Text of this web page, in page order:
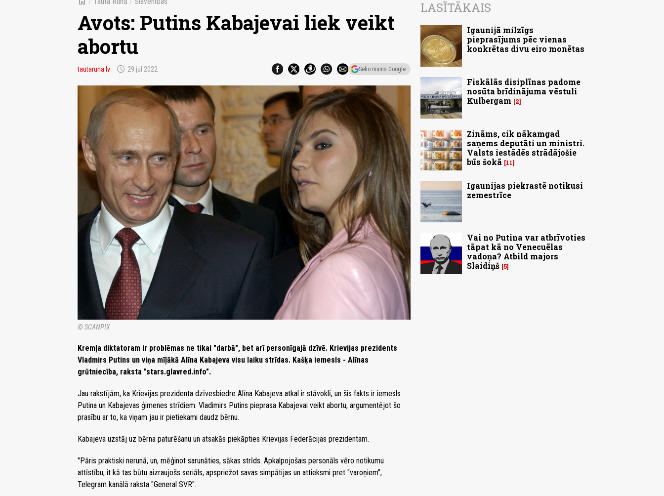
Avots: Putins Kabajevai liek veikt
abortu
tautaruna.lv schedule 29.jūl 2022 Seko mums Google
© SCANPIX
Kremļa diktatoram ir problēmas ne tikai "darbā", bet arī personīgajā dzīvē. Krievijas prezidents
Vladmirs Putins un viņa mīļākā Alīna Kabajeva visu laiku strīdas. Kašķa iemesls - Alīnas
grūtniecība, raksta "stars.glavred.info".
Jau rakstījām, ka Krievijas prezidenta dzīvesbiedre Alīna Kabajeva atkal ir stāvoklī, un šis fakts ir iemesls
Putina un Kabajevas ģimenes strīdiem. Vladimirs Putins pieprasa Kabajevai veikt abortu, argumentējot šo
prasību ar to, ka viņam jau ir pietiekami daudz bērnu.
Kabajeva uzstāj uz bērna paturēšanu un atsakās piekāpties Krievijas Federācijas prezidentam.
"Pāris praktiski nerunā, un, mēģinot sarunāties, sākas strīds. Apkalpojošais personāls vēro notikumu
attīstību, it kā tas būtu aizraujošs seriāls, apspriežot savas simpātijas un attieksmi pret "varoņiem",
Telegram kanālā raksta "General SVR".
LASĪTĀKAIS
Igaunijā milzīgs
pieprasījums pēc vienas
konkrētas divu eiro monētas
Fiskālās disiplīnas padome
nosūta brīdinājuma vēstuli
Kulbergam
2
Zināms, cik nākamgad
saņems deputāti un ministri.
Valsts iestādēs strādājošie
būs šokā
11
Igaunijas piekrastē notikusi
zemestrīce
Vai no Putina var atbrīvoties
tāpat kā no Venecuēlas
vadoņa? Atbild majors
Slaidiņš 5